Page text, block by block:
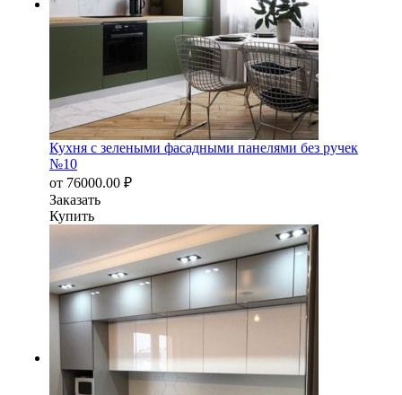
Кухня с зелеными фасадными панелями без ручек
№10
от 76000.00 ₽
Заказать
Купить